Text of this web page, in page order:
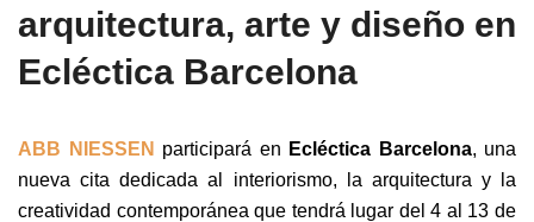
arquitectura, arte y diseño en
Ecléctica Barcelona
ABB NIESSEN participará en Ecléctica Barcelona, una
nueva cita dedicada al interiorismo, la arquitectura y la
creatividad contemporánea que tendrá lugar del 4 al 13 de